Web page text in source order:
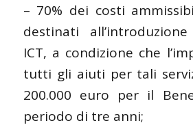
– 70% dei costi
destinati
ICT, a condizione che
tutti gli aiuti per tali
200.000 euro per il
periodo di tre anni;